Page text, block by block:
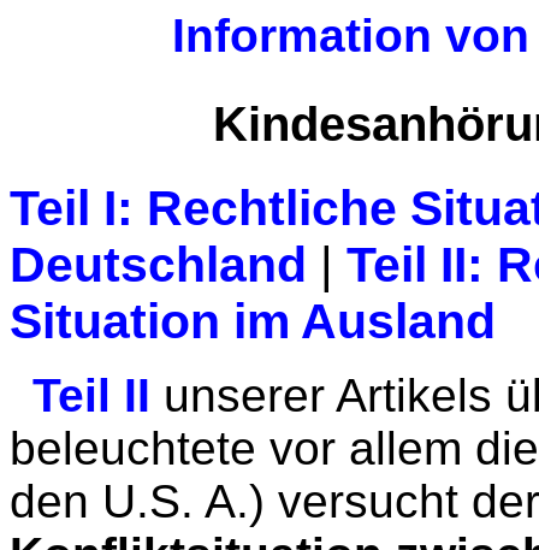
Information
Teil I: Rechtliche
Deutschland | Teil II:
Situation im Ausland
Teil II unserer Artikels
beleuchtete vor allem
den U.S. A.) versucht